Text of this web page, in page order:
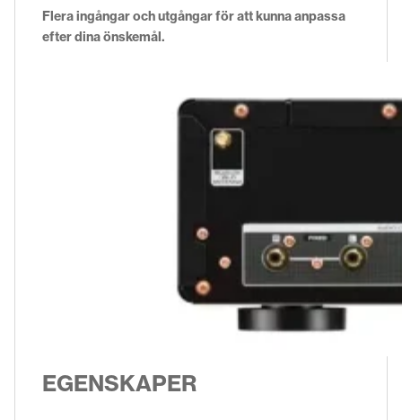
Flera ingångar och utgångar för att kunna anpassa
efter dina önskemål.
EGENSKAPER